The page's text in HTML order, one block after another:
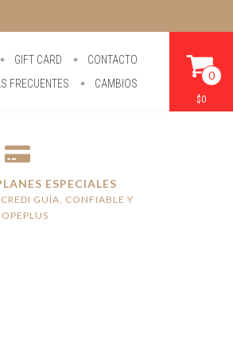
GIFT CARD
CONTACTO
FRECUENTES CAMBIOS
0
$0
ESPECIALES
GUÍA, CONFIABLE Y